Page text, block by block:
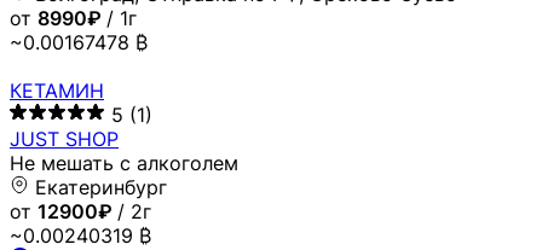
от 8990₽ / 1г
~0.00167478 ₿
КЕТАМИН
5 (1)
JUST SHOP
Не мешать с алкоголем
Екатеринбург
от 12900₽ / 2г
~0.00240319 ₿